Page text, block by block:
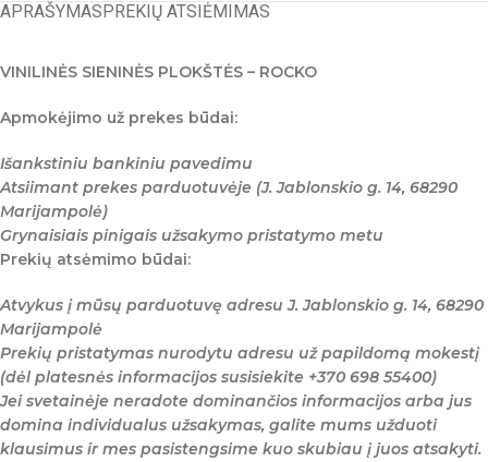
APRAŠYMASPREKIŲ ATSIĖMIMAS
VINILINĖS SIENINĖS PLOKŠTĖS – ROCKO
Apmokėjimo už prekes būdai:
Išankstiniu bankiniu pavedimu
Atsiimant prekes parduotuvėje (J. Jablonskio g. 14, 68290
Marijampolė)
Grynaisiais pinigais užsakymo pristatymo metu
Prekių atsėmimo būdai:
Atvykus į mūsų parduotuvę adresu J. Jablonskio g. 14, 68290
Marijampolė
Prekių pristatymas nurodytu adresu už papildomą mokestį
(dėl platesnės informacijos susisiekite +370 698 55400)
Jei svetainėje neradote dominančios informacijos arba jus
domina individualus užsakymas, galite mums užduoti
klausimus ir mes pasistengsime kuo skubiau į juos atsakyti.